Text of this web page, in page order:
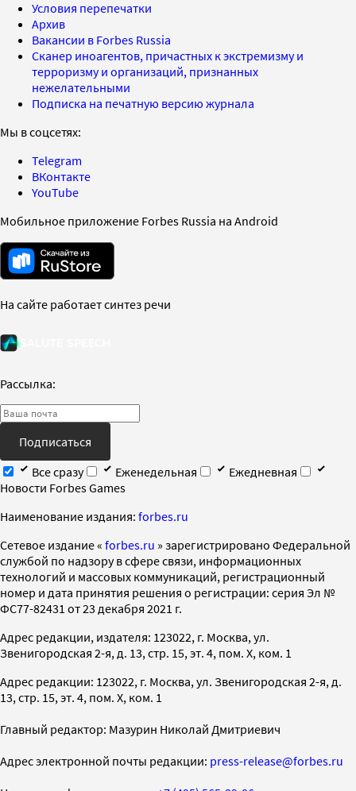
Условия перепечатки
Архив
Вакансии в Forbes Russia
Сканер иноагентов, причастных к экстремизму и
терроризму и организаций, признанных
нежелательными
Подписка на печатную версию журнала
Мы в соцсетях:
Telegram
ВКонтакте
YouTube
Мобильное приложение Forbes Russia на Android
На сайте работает синтез речи
Рассылка:
Подписаться
Все сразу
Еженедельная
Ежедневная
Новости Forbes Games
Наименование издания: forbes.ru
Cетевое издание « forbes.ru » зарегистрировано Федеральной
службой по надзору в сфере связи, информационных
технологий и массовых коммуникаций, регистрационный
номер и дата принятия решения о регистрации: серия Эл №
ФС77-82431 от 23 декабря 2021 г.
Адрес редакции, издателя: 123022, г. Москва, ул.
Звенигородская 2-я, д. 13, стр. 15, эт. 4, пом. X, ком. 1
Адрес редакции: 123022, г. Москва, ул. Звенигородская 2-я, д.
13, стр. 15, эт. 4, пом. X, ком. 1
Главный редактор: Мазурин Николай Дмитриевич
Адрес электронной почты редакции: press-release@forbes.ru